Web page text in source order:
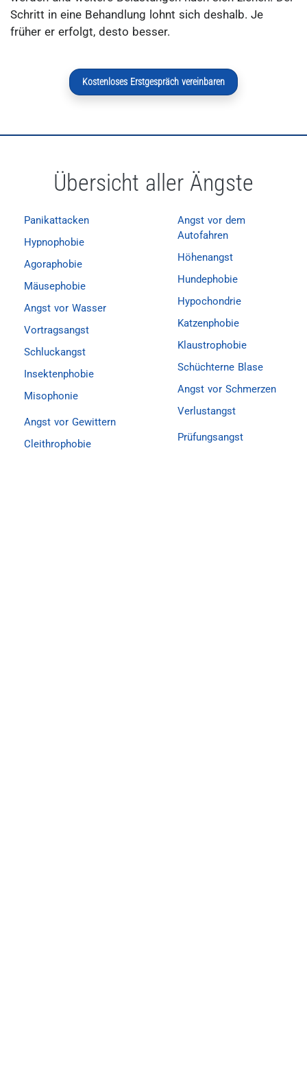
Schritt in eine Behandlung lohnt sich deshalb. Je
früher er erfolgt, desto besser.
Kostenloses Erstgespräch vereinbaren
Übersicht aller Ängste
Panikattacken
Hypnophobie
Agoraphobie
Mäusephobie
Angst vor Wasser
Vortragsangst
Schluckangst
Insektenphobie
Misophonie
Angst vor Gewittern
Cleithrophobie
Angst vor dem
Autofahren
Höhenangst
Hundephobie
Hypochondrie
Katzenphobie
Klaustrophobie
Schüchterne Blase
Angst vor Schmerzen
Verlustangst
Prüfungsangst